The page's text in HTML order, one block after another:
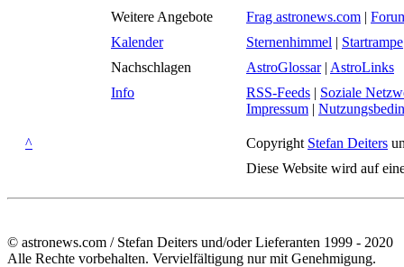
Weitere Angebote
Frag astronews.com |
Kalender
Sternenhimmel | Startrampe
Nachschlagen
AstroGlossar| AstroLinks
Info
RSS-Feeds | Soziale
Impressum |
^ Copyright Stefan Deiters
Diese Website wird auf
© astronews.com / Stefan Deiters und/oder Lieferanten 1999 - 2020
Alle Rechte vorbehalten. Vervielfältigung nur mit Genehmigung.